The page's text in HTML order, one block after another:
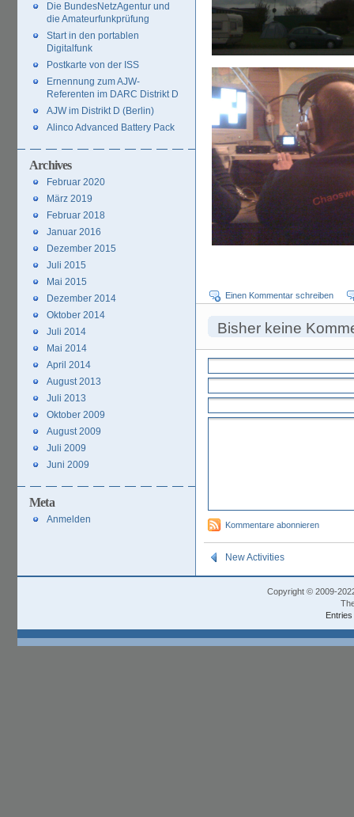
Einen Kommentar schreiben
Bisher keine
Kommentare abonnieren
New Activities
Die BundesNetzAgentur und
die Amateurfunkprüfung
Start in den portablen
Digitalfunk
Postkarte von der ISS
Ernennung zum AJW-
Referenten im DARC Distrikt D
AJW im Distrikt D (Berlin)
Alinco Advanced Battery Pack
Archives
Februar 2020
März 2019
Februar 2018
Januar 2016
Dezember 2015
Juli 2015
Mai 2015
Dezember 2014
Oktober 2014
Juli 2014
Mai 2014
April 2014
August 2013
Juli 2013
Oktober 2009
August 2009
Juli 2009
Juni 2009
Meta
Anmelden
Copyright © 2009-